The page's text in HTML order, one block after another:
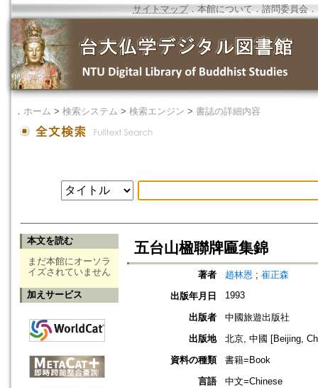
サイトマップ．本館について ． 諮問委員会 ．
． ホーム > 検索システム > 検索エンジン > 書誌の詳細内容
本文を読む
まだ本館にオーソラ
イズされていません
加えサービス
五台山楹聯牌匾集錦
著者 趙林恩 ; 崔正森
出版年月日
1993
出版者
中國旅遊出版社
出版地
北京, 中國 [Beijing,
資料の種類
書籍=Book
言語
中文=Chinese